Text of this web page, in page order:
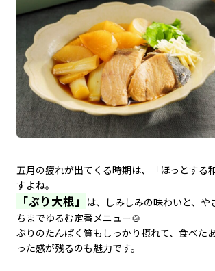
五月の疲れが出てくる時期は、「ほっとする
すよね。
「ぶり大根」
は、しみしみの味わいと、や
ちまでゆるむ定番メニュー🍲
ぶりのたんぱく質もしっかり摂れて、食べた
った感が残るのも魅力です。